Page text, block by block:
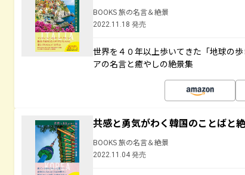
BOOKS 旅の名言＆絶景
2022.11.18 発売
世界を４０年以上歩いてきた「地球の
アの名言と癒やしの絶景集
共感と勇気がわく韓国のことばと
BOOKS 旅の名言＆絶景
2022.11.04 発売